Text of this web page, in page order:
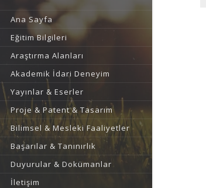
Ana Sayfa
Eğitim Bilgileri
Araştırma Alanları
Akademik İdari Deneyim
Yayınlar & Eserler
Proje & Patent & Tasarım
Bilimsel & Mesleki Faaliyetler
Başarılar & Tanınırlık
Duyurular & Dokümanlar
İletişim